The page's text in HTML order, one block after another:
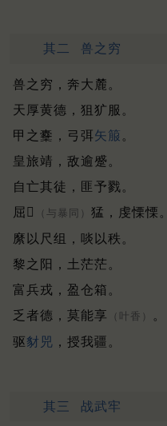
其二 兽之穷
兽之穷，奔大麓。
天厚黄德，狙犷服。
甲之櫜，弓弭矢箙 。
皇旅靖，敌逾蹙。
自亡其徒，匪予戮。
屈𧸾
（与暴同） 猛，虔慄慄。
縻以尺组，啖以秩。
黎之阳，土茫茫。
富兵戎，盈仓箱。
乏者德，莫能享
（叶香）
。
驱豺兕 ，授我疆。
其三 战武牢